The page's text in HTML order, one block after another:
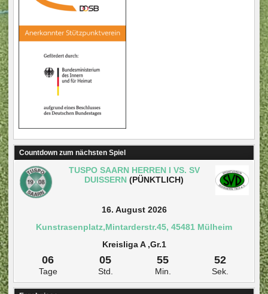
Countdown zum nächsten Spiel
TUSPO SAARN HERREN I VS. SV
DUISSERN (PÜNKTLICH)
16. August 2026
Kunstrasenplatz,Mintarderstr.45, 45481 Mülheim
Kreisliga A ,Gr.1
06
Tage
05
Std.
55
Min.
52
Sek.